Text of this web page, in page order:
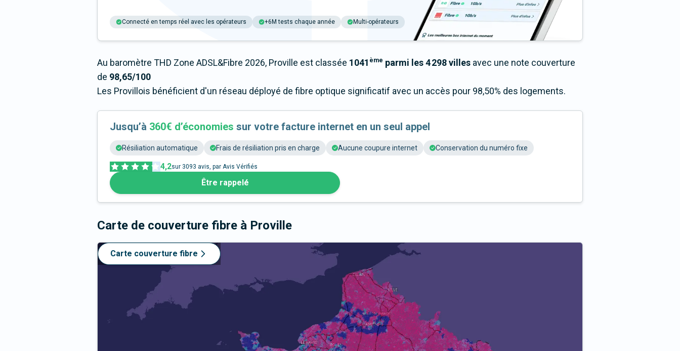
Connecté en temps réel avec les opérateurs +6M tests chaque année Multi-opérateurs
Au baromètre THD Zone ADSL&Fibre 2026, Proville est classée 1041 ème parmi les 4 298 villes avec une note couverture
de 98,65/100
Les Provillois bénéficient d'un réseau déployé de fibre optique significatif avec un accès pour 98,50% des logements.
Jusqu’à 360€ d’économies sur votre facture internet en un seul appel
Résiliation automatique Frais de résiliation pris en charge Aucune coupure internet Conservation du numéro fixe
4,2sur 3093 avis, par Avis Vérifiés
Être rappelé
Carte de couverture fibre à Proville
Carte couverture fibre